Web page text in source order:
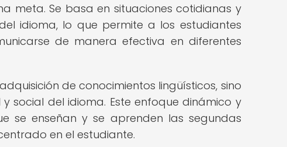
meta. Se basa en situaciones cotidianas y
idioma, lo que permite a los estudiantes
de manera efectiva en diferentes
de conocimientos lingüísticos, sino
social del idioma. Este enfoque dinámico y
se enseñan y se aprenden las segundas
en el estudiante.